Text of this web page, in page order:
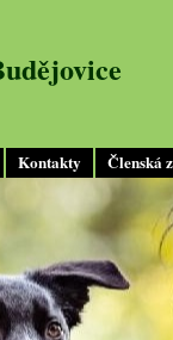
Kontakty Členská